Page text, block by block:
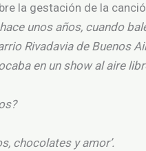
la gestación de la
unos años, cuando
Rivadavia de Buenos
en un show al aire
chocolates y amor’.